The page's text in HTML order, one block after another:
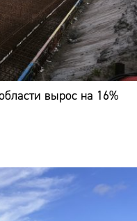
вырос на 16%